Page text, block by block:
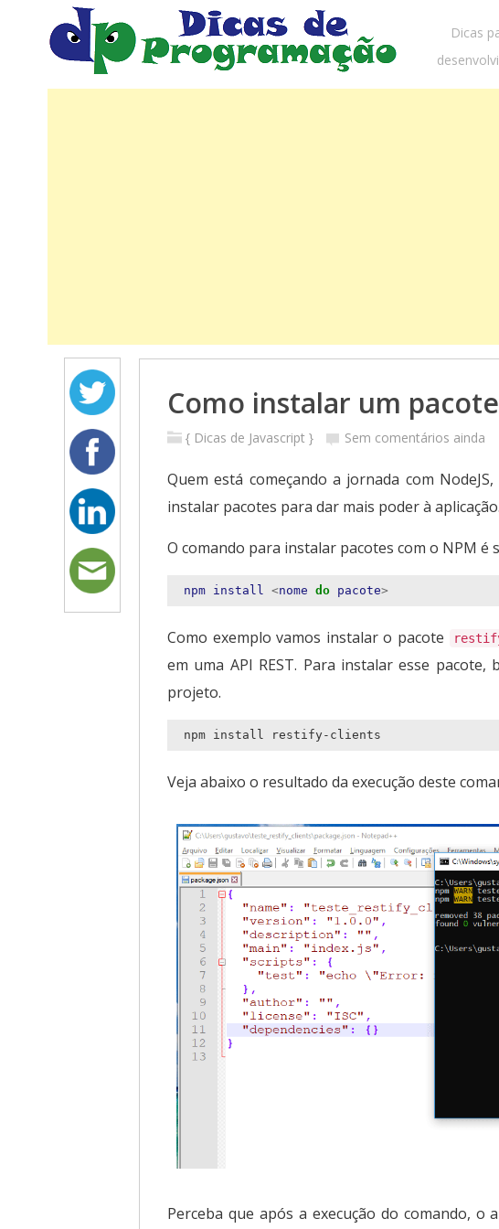
Dicas
Como instalar um
{ Dicas de Javascript } Sem comentários ainda
Quem está começando a jornada com NodeJS,
instalar pacotes para dar mais poder à aplicação.
O comando para instalar pacotes com o NPM é
npm install <nome do pacote>
Como exemplo vamos instalar o pacote
em uma API REST. Para instalar esse
projeto.
Veja abaixo o resultado da execução deste
Perceba que após a execução do comando, o